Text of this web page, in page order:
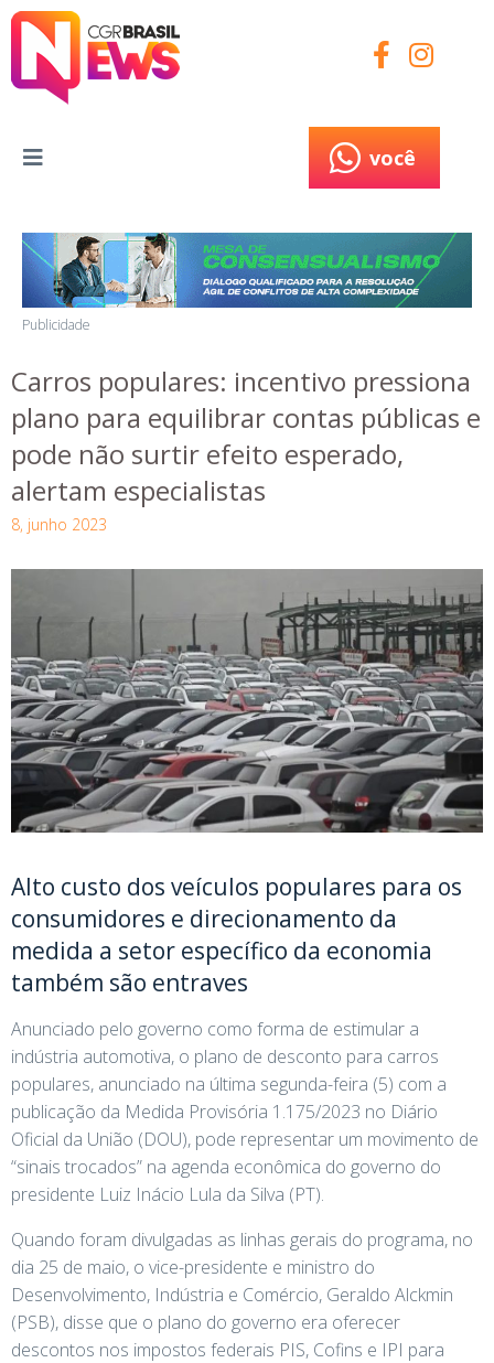
você
Publicidade
Carros populares: incentivo pressiona
plano para equilibrar contas públicas e
pode não surtir efeito esperado,
alertam especialistas
8, junho 2023
Alto custo dos veículos populares para os
consumidores e direcionamento da
medida a setor específico da economia
também são entraves
Anunciado pelo governo como forma de estimular a
indústria automotiva, o plano de desconto para carros
populares, anunciado na última segunda-feira (5) com a
publicação da Medida Provisória 1.175/2023 no Diário
Oficial da União (DOU), pode representar um movimento de
“sinais trocados” na agenda econômica do governo do
presidente Luiz Inácio Lula da Silva (PT).
Quando foram divulgadas as linhas gerais do programa, no
dia 25 de maio, o vice-presidente e ministro do
Desenvolvimento, Indústria e Comércio, Geraldo Alckmin
(PSB), disse que o plano do governo era oferecer
descontos nos impostos federais PIS, Cofins e IPI para